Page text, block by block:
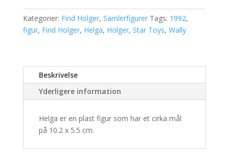
Kategorier: Find Holger, Samlerfigurer Tags: 1992,
figur, Find Holger, Helga, Holger, Star Toys, Wally
Beskrivelse
Yderligere information
Helga er en plast figur som har et cirka mål
på 10.2 x 5.5 cm.